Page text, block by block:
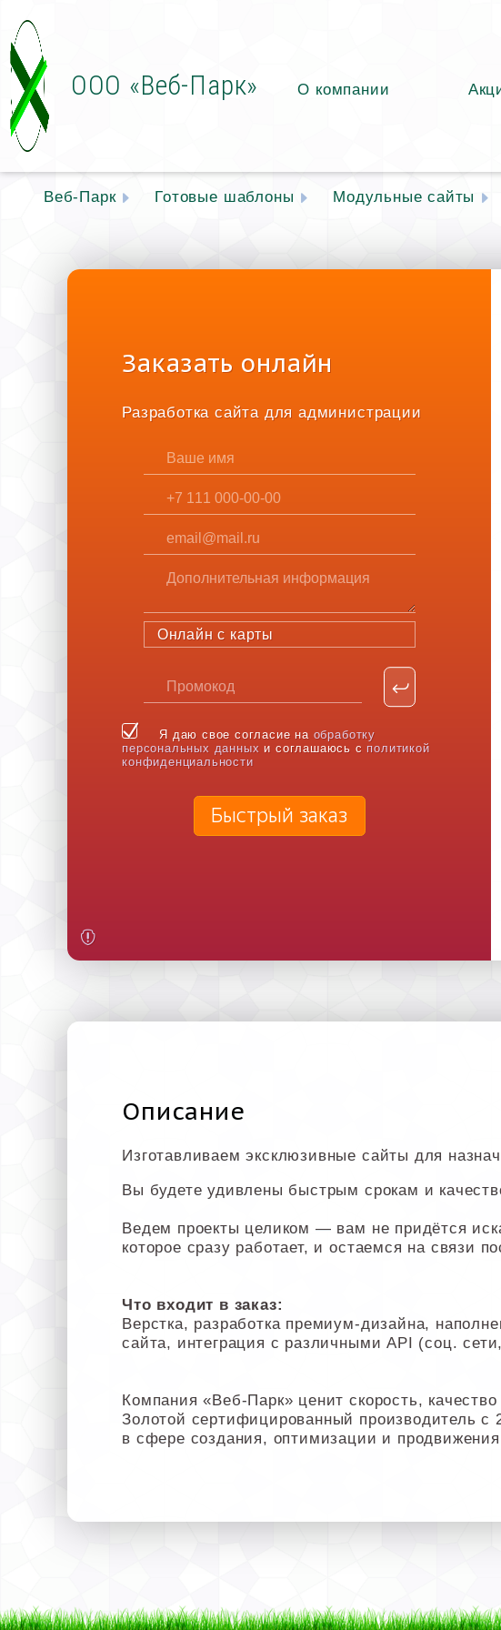
ООО «Веб-Парк» О компании
Веб-Парк Готовые шаблоны Модульные сайты
Заказать онлайн
Разработка сайта для администрации
Онлайн с карты
Я даю свое согласие на обработку
персональных данных и соглашаюсь с политикой
конфиденциальности
Быстрый заказ
Описание
Изготавливаем эксклюзивные сайты для
Вы будете удивлены быстрым срокам и
Ведем проекты целиком — вам не придётся
которое сразу работает, и остаемся на связи
Что входит в заказ:
Верстка, разработка премиум-дизайна,
сайта, интеграция с различными API (соц.
Компания «Веб-Парк» ценит скорость,
Золотой сертифицированный производитель
в сфере создания, оптимизации и